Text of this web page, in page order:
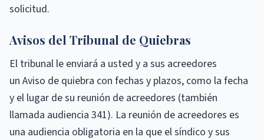
solicitud.
Avisos del Tribunal de Quiebras
El tribunal le enviará a usted y a sus acreedores
un Aviso de quiebra con fechas y plazos, como la fecha
y el lugar de su reunión de acreedores (también
llamada audiencia 341). La reunión de acreedores es
una audiencia obligatoria en la que el síndico y sus